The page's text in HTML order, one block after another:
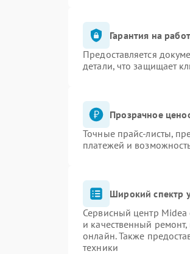
Гарантия на
Предоставляется
детали, что защищает
Прозрачное
Точные прайс-листы,
платежей и
Широкий спектр
Сервисный центр Midea
и качественный
онлайн. Также
техники